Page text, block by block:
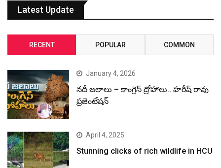
Latest Update
RECENT POPULAR COMMON
January 4, 2026
నదీ జలాలు – కాంగ్రెస్ ద్రోహాలు.. హరీష్ రావు
ప్రజెంటేషన్
April 4, 2025
Stunning clicks of rich wildlife in HCU